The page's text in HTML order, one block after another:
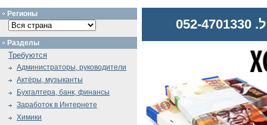
Регионы
Разделы
Требуются
Администраторы, руководители
Актёры, музыканты
Бухгалтера, банк, финансы
Заработок в Интернете
Химики